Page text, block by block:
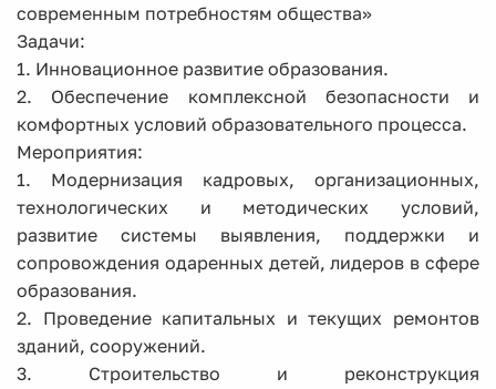
современным потребностям общества»
Задачи:
1. Инновационное развитие образования.
2. Обеспечение комплексной безопасности и
комфортных условий образовательного процесса.
Мероприятия:
1. Модернизация кадровых, организационных,
технологических и методических условий,
развитие системы выявления, поддержки и
сопровождения одаренных детей, лидеров в сфере
образования.
2. Проведение капитальных и текущих ремонтов
зданий, сооружений.
3. Строительство и реконструкция